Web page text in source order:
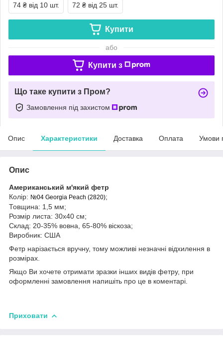
74 ₴ від 10 шт. 72 ₴ від 25 шт.
Купити
або
Купити з
Що таке купити з Пром?
Замовлення під захистом
Опис Характеристики Доставка Оплата Умови
Опис
Американський м'який фетр
Колір: №04 Georgia Peach (2820);
Товщина: 1,5 мм;
Розмір листа: 30х40 см;
Склад: 20-35% вовна, 65-80% віскоза;
Виробник: США
Фетр нарізається вручну, тому можливі незначні відхилення в
розмірах.
Якщо Ви хочете отримати зразки інших видів фетру, при
оформленні замовлення напишіть про це в коментарі.
Приховати